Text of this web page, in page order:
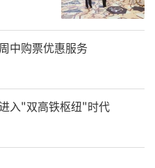
下战鼓擂！车轮飞转
化的交融，更是一个
场安全、精彩、卓越
朋共赴骑行盛宴。今
一场速度的盛宴、文
（通讯员 全金兴）
中购票优惠服务
入"双高铁枢纽"时代